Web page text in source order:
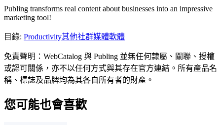
Publing transforms real content about businesses into an impressive
marketing tool!
目錄: Productivity其他社群媒體軟體
免責聲明：WebCatalog 與 Publing 並無任何隸屬、關聯、授權
或認可關係，亦不以任何方式與其存在官方連結。所有產品名
稱、標誌及品牌均為其各自所有者的財產。
您可能也會喜歡